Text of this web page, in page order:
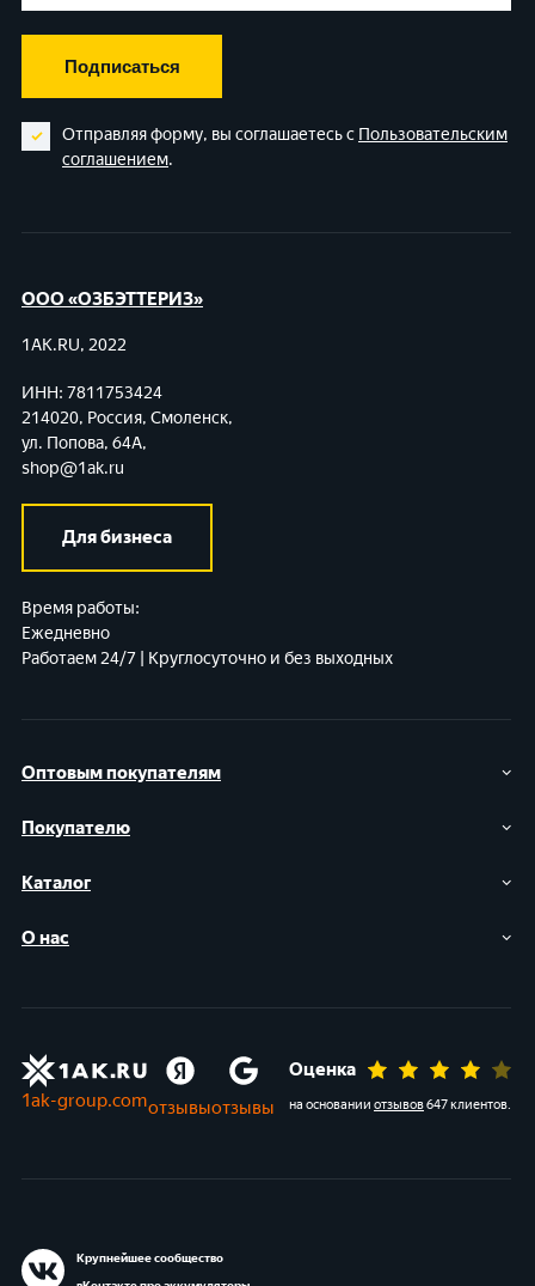
Подписаться
Отправляя форму, вы соглашаетесь с Пользовательским
соглашением.
Оптовым покупателям
Покупателю
Каталог
О нас
ООО «ОЗБЭТТЕРИЗ»
1AK.RU, 2022
ИНН: 7811753424
214020, Россия, Смоленск,
ул. Попова, 64А,
shop@1ak.ru
Для бизнеса
Время работы:
Ежедневно
Работаем 24/7 | Круглосуточно и без выходных
1ak-group.comотзывыотзывы
Оценка
на основании отзывов647 клиентов.
Крупнейшее сообщество